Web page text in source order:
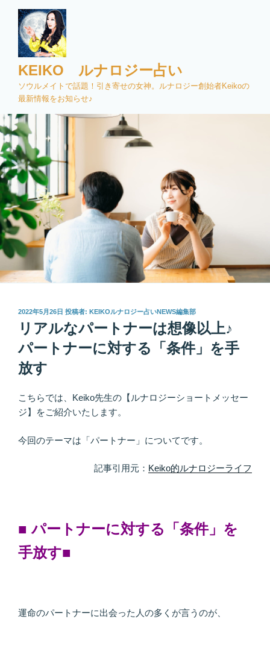
ッ
プ
KEIKO ルナロジー占い
ソウルメイトで話題！引き寄せの女神。ルナロジー創始者Keikoの
最新情報をお知らせ♪
投
稿
日:
2022年5月26日 投稿者: KEIKOルナロジー占いNEWS編集部
リアルなパートナーは想像以上♪
パートナーに対する「条件」を手
放す
こちらでは、Keiko先生の【ルナロジーショートメッセー
ジ】をご紹介いたします。
今回のテーマは「パートナー」についてです。
記事引用元： Keiko的ルナロジーライフ
■ パートナーに対する「条件」を
手放す■
運命のパートナーに出会った人の多くが言うのが、